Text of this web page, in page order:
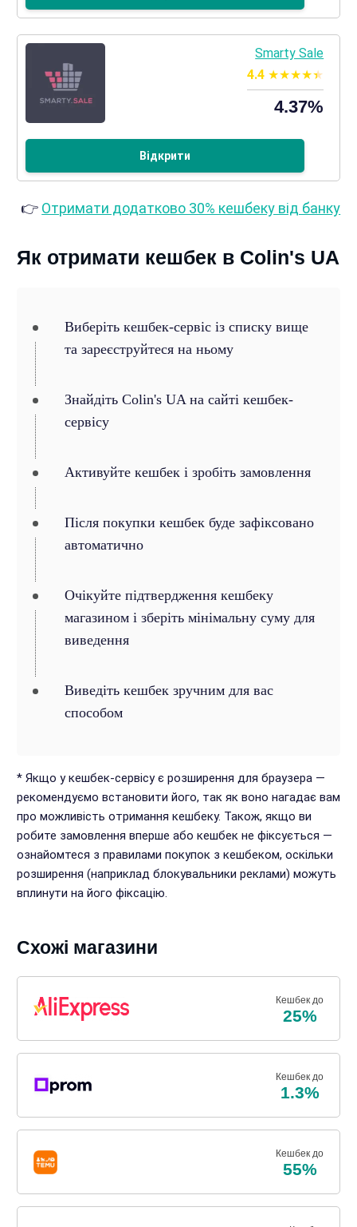
Smarty Sale
4.4
4.37%
Відкрити
👉 Отримати додатково 30% кешбеку від банку
Як отримати кешбек в Colin's UA
Виберіть кешбек-сервіс із списку вище
та зареєструйтеся на ньому
Знайдіть Colin's UA на сайті кешбек-
сервісу
Активуйте кешбек і зробіть замовлення
Після покупки кешбек буде зафіксовано
автоматично
Очікуйте підтвердження кешбеку
магазином і зберіть мінімальну суму для
виведення
Виведіть кешбек зручним для вас
способом
* Якщо у кешбек-сервісу є розширення для браузера —
рекомендуємо встановити його, так як воно нагадає вам
про можливість отримання кешбеку. Також, якщо ви
робите замовлення вперше або кешбек не фіксується —
ознайомтеся з правилами покупок з кешбеком, оскільки
розширення (наприклад блокувальники реклами) можуть
вплинути на його фіксацію.
Схожі магазини
Кешбек до
25%
Кешбек до
1.3%
Кешбек до
55%